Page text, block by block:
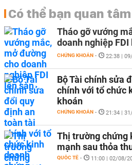
Có thể bạn quan tâm
Tháo gỡ vướng
doanh nghiệp FDI
CHỨNG KHOÁN - 22:38 |
Bộ Tài chính sửa
chính với tổ chức
khoán
CHỨNG KHOÁN - 21:34 |
Thị trường chứng
mạnh sau thỏa
QUỐC TẾ - 11:00 | 02/08/